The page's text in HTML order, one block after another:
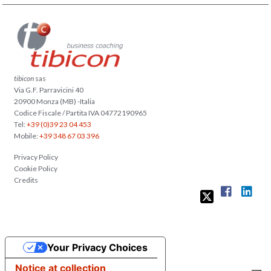
tibicon sas
Via G.F. Parravicini 40
20900 Monza (MB) -Italia
Codice Fiscale / Partita IVA 04772190965
Tel:+39 (0)39 23 04 453
Mobile:+39 348 67 03 396
Privacy Policy
Cookie Policy
Credits
Notice at collection
Your Privacy Choices